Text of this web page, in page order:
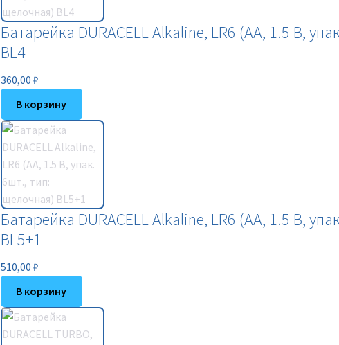
Батарейка DURACELL Alkaline, LR6 (АА, 1.5 В,
BL4
360,00 ₽
В корзину
Батарейка DURACELL Alkaline, LR6 (АА, 1.5 В,
BL5+1
510,00 ₽
В корзину